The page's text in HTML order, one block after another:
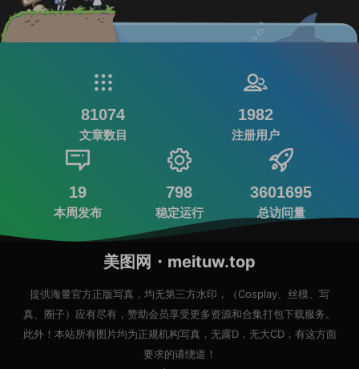
81074
文章数目
1982
注册用户
19
本周发布
798
稳定运行
3601695
总访问量
美图网・meituw.top
提供海量官方正版写真，均无第三方水印，（Cosplay、丝模、写
真、圈子）应有尽有，赞助会员享受更多资源和合集打包下载服务。
此外！本站所有图片均为正规机构写真，无露D，无大CD，有这方面
要求的请绕道！